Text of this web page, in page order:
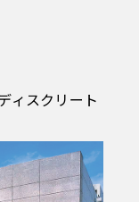
ィスクリート